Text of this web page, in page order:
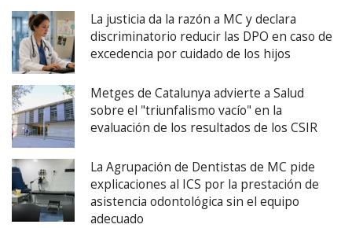
La justicia da la razón a MC y declara
discriminatorio reducir las DPO en caso de
excedencia por cuidado de los hijos
Metges de Catalunya advierte a Salud
sobre el "triunfalismo vacío" en la
evaluación de los resultados de los CSIR
La Agrupación de Dentistas de MC pide
explicaciones al ICS por la prestación de
asistencia odontológica sin el equipo
adecuado